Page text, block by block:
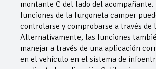
montante C del lado del acompañante.
funciones de la furgoneta camper
controlarse y comprobarse a través de
Alternativamente, las funciones
manejar a través de una aplicación
en el vehículo en el sistema de